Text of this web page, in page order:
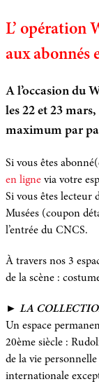
L’ opération
aux abonnés
A l’occasion du
les 22 et 23
maximum par
Si vous êtes
en ligne via votre
Si vous êtes lecteur
Musées (coupon
l’entrée du CNCS.
À travers nos 3
de la scène :
► LA
Un espace
20ème siècle :
de la vie
internationale